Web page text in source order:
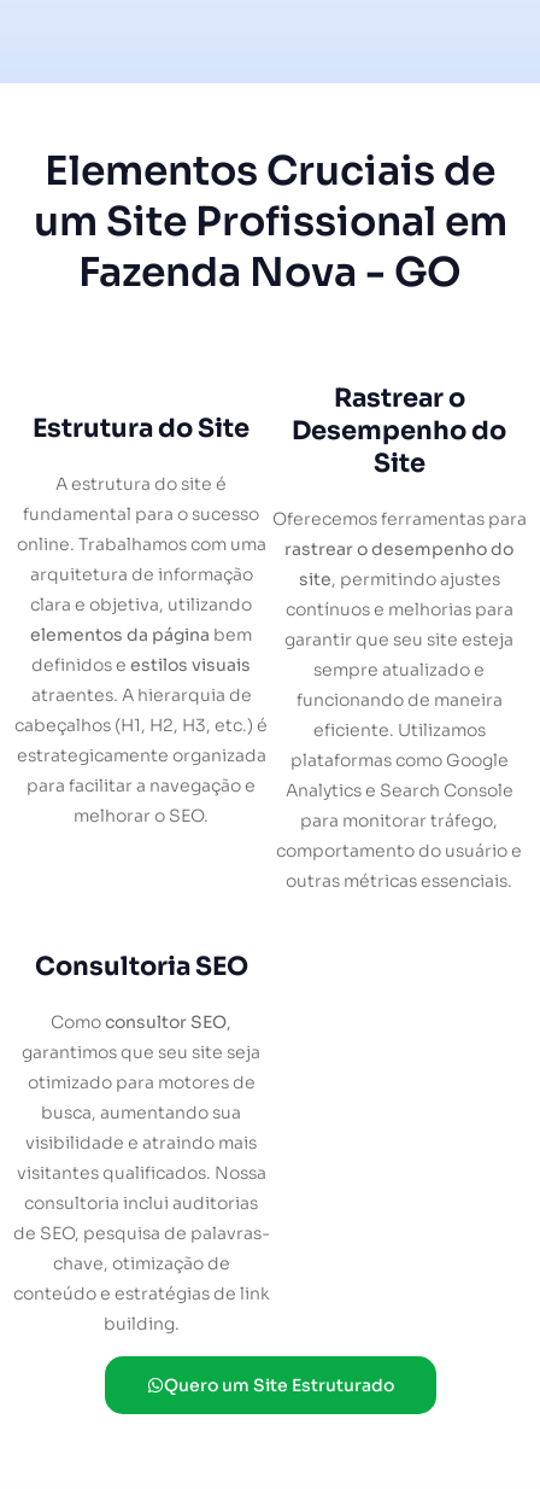
Elementos Cruciais de
um Site Profissional em
Fazenda Nova - GO
Estrutura do Site
A estrutura do site é
fundamental para o sucesso
online. Trabalhamos com uma
arquitetura de informação
clara e objetiva, utilizando
elementos da página bem
definidos e estilos visuais
atraentes. A hierarquia de
cabeçalhos (H1, H2, H3, etc.) é
estrategicamente organizada
para facilitar a navegação e
melhorar o SEO.
Rastrear o
Desempenho do
Site
Oferecemos ferramentas para
rastrear o desempenho do
site, permitindo ajustes
contínuos e melhorias para
garantir que seu site esteja
sempre atualizado e
funcionando de maneira
eficiente. Utilizamos
plataformas como Google
Analytics e Search Console
para monitorar tráfego,
comportamento do usuário e
outras métricas essenciais.
Consultoria SEO
Comoconsultor SEO,
garantimos que seu site seja
otimizado para motores de
busca, aumentando sua
visibilidade e atraindo mais
visitantes qualificados. Nossa
consultoria inclui auditorias
de SEO, pesquisa de palavras-
chave, otimização de
conteúdo e estratégias de link
building.
Quero um Site Estruturado